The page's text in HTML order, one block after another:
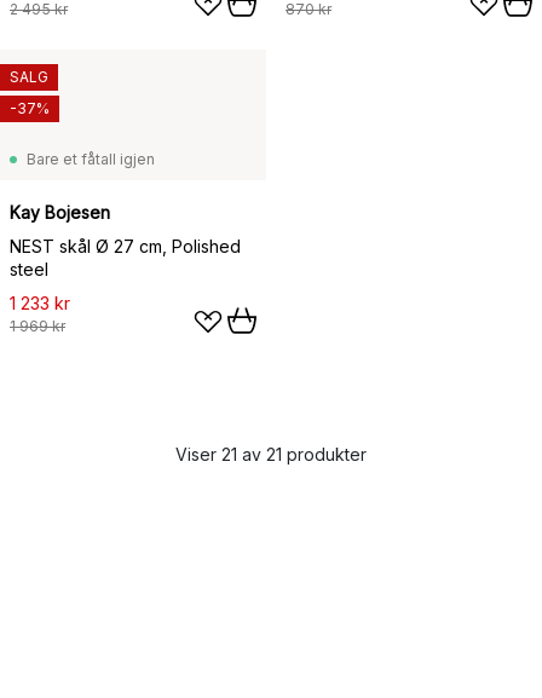
2 495 kr 870 kr
Bare et fåtall igjen
Kay Bojesen
NEST skål Ø 27 cm, Polished
steel
1 233 kr
1 969 kr
SALG
-37%
Viser 21 av 21 produkter